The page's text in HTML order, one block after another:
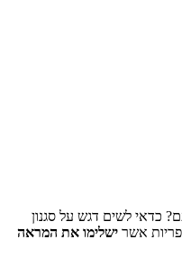
כדאי לשים דגש על סגנון
אשר ישלימו את המראה